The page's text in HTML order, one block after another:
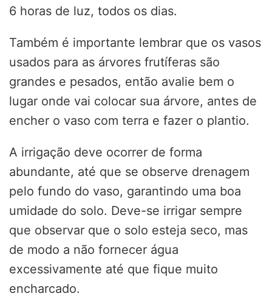
6 horas de luz, todos os dias.
Também é importante lembrar que os vasos
usados para as árvores frutíferas são
grandes e pesados, então avalie bem o
lugar onde vai colocar sua árvore, antes de
encher o vaso com terra e fazer o plantio.
A irrigação deve ocorrer de forma
abundante, até que se observe drenagem
pelo fundo do vaso, garantindo uma boa
umidade do solo. Deve-se irrigar sempre
que observar que o solo esteja seco, mas
de modo a não fornecer água
excessivamente até que fique muito
encharcado.